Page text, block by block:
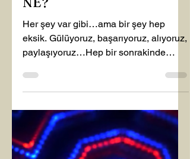
SEHER BAKIM
2 dakikada okunur
İÇİMDE EKSİK KALAN
NE?
Her şey var gibi…ama bir şey hep
eksik. Gülüyoruz, başarıyoruz, alıyoruz,
paylaşıyoruz…Hep bir sonrakinde